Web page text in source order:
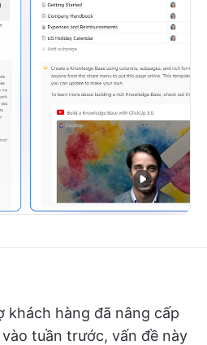
khách hàng đã nâng cấp
tuần trước, vấn đề này